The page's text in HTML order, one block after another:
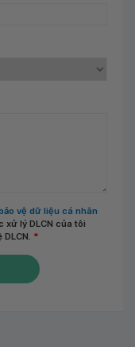
vệ dữ liệu cá nhân
xử lý DLCN của tôi
*